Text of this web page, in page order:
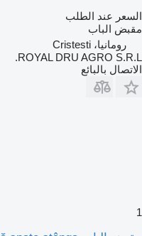
السعر عند الطلب
مقبض الباب
رومانيا، Cristesti
ROYAL DRU AGRO S.R.L.
الاتصال بالبائع
1